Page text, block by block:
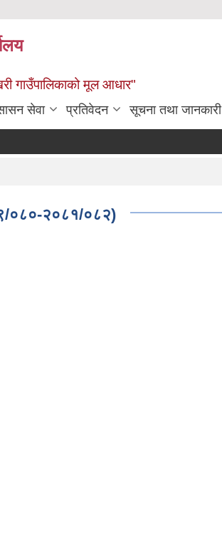
गाउँपालिकाको मूल आधार"
सेवा प्रतिवेदन सूचना तथा जानकारी
०८०-२०८१/०८२)